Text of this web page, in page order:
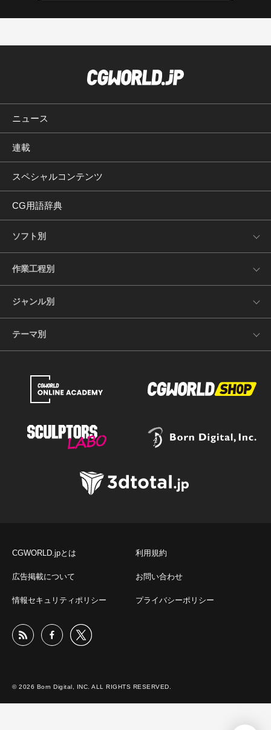
ニュース
連載
スペシャルコンテンツ
CG用語辞典
ソフト別
作業工程別
ジャンル別
テーマ別
CGWORLD.jpとは 利用規約
広告掲載について お問い合わせ
情報セキュリティポリシー プライバシーポリシー
© 2026 Born Digital, INC. ALL RIGHTS RESERVED.